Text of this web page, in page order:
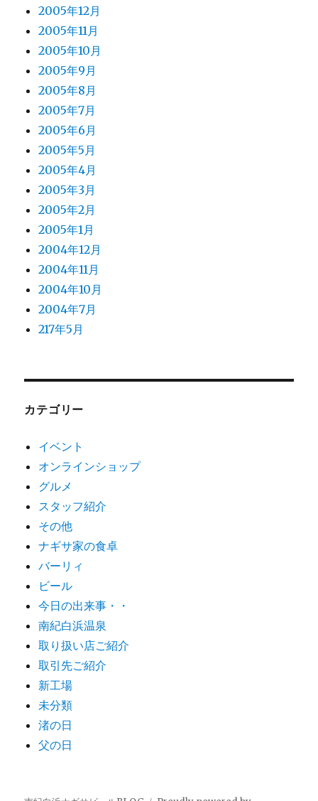
2005年12月
2005年11月
2005年10月
2005年9月
2005年8月
2005年7月
2005年6月
2005年5月
2005年4月
2005年3月
2005年2月
2005年1月
2004年12月
2004年11月
2004年10月
2004年7月
217年5月
カテゴリー
イベント
オンラインショップ
グルメ
スタッフ紹介
その他
ナギサ家の食卓
バーリィ
ビール
今日の出来事・・
南紀白浜温泉
取り扱い店ご紹介
取引先ご紹介
新工場
未分類
渚の日
父の日